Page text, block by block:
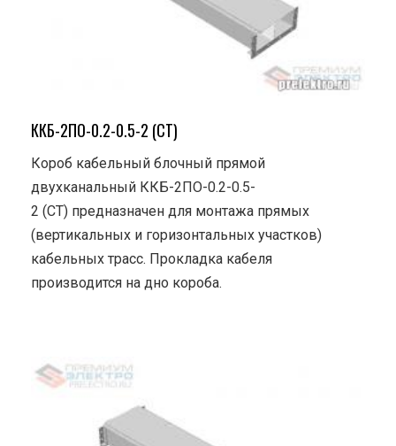
ККБ-2ПО-0.2-0.5-2 (СТ)
Короб кабельный блочный прямой
двухканальный ККБ-2ПО-0.2-0.5-
2 (СТ) предназначен для монтажа прямых
(вертикальных и горизонтальных участков)
кабельных трасс. Прокладка кабеля
производится на дно короба.